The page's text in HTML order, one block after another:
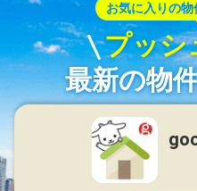
お気に入りの物
プッシ
最新の物